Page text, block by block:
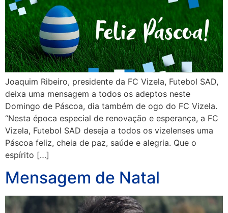
Joaquim Ribeiro, presidente da FC Vizela, Futebol SAD,
deixa uma mensagem a todos os adeptos neste
Domingo de Páscoa, dia também de ogo do FC Vizela.
“Nesta época especial de renovação e esperança, a FC
Vizela, Futebol SAD deseja a todos os vizelenses uma
Páscoa feliz, cheia de paz, saúde e alegria. Que o
espírito […]
Mensagem de Natal